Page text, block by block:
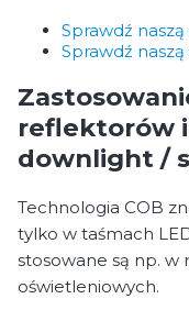
Sprawdź
Sprawdź
reflektorów
downlight /
Technologia COB
tylko w taśmach
stosowane są np.
oświetleniowych.